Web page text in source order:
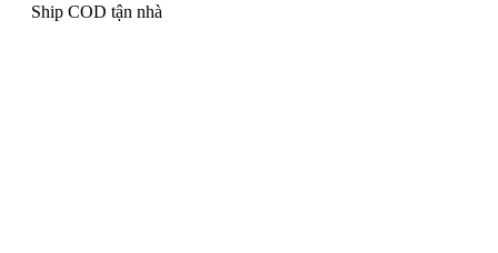
Ship COD tận nhà